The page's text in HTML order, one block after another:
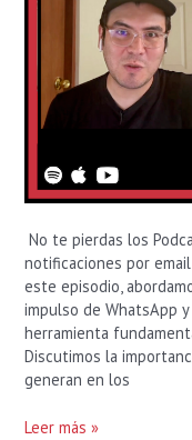
No te pierdas los
notificaciones por
este episodio,
impulso de WhatsApp
herramienta
Discutimos la
generan en los
Leer más »